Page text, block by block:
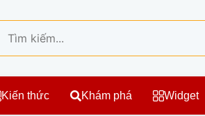
Kiến thức Khám phá Widget